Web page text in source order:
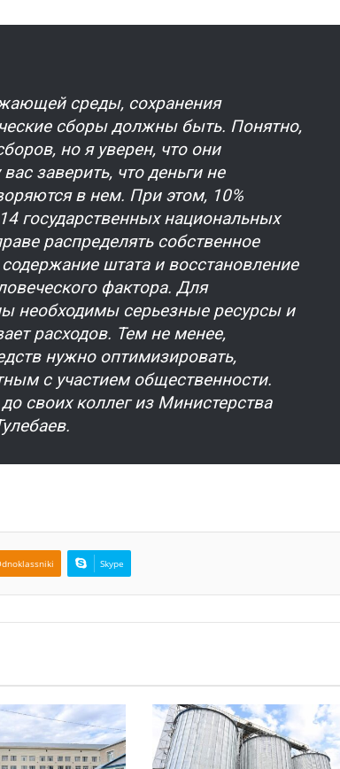
среды, сохранения
сборы должны быть. Понятно,
но я уверен, что они
заверить, что деньги не
в нем. При этом, 10%
государственных национальных
распределять собственное
штата и восстановление
фактора. Для
необходимы серьезные ресурсы и
расходов. Тем не менее,
нужно оптимизировать,
с участием общественности.
своих коллег из Министерства
Skype